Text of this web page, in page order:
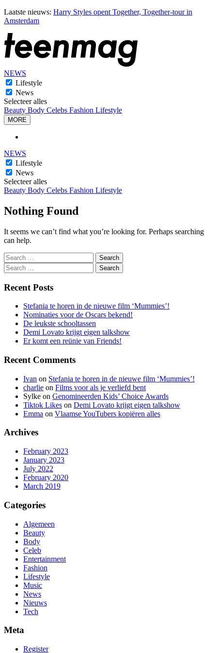
Laatste nieuws: Harry Styles opent Together, Together-tour in
Amsterdam
NEWS
Lifestyle
News
Selecteer alles
Beauty Body Celebs Fashion Lifestyle
MORE
NEWS
Lifestyle
News
Selecteer alles
Beauty Body Celebs Fashion Lifestyle
Nothing Found
It seems we can’t find what you’re looking for. Perhaps searching
can help.
Search
Search
Recent Posts
Stefania te horen in de nieuwe film ‘Mummies’!
Nominaties voor de Oscars bekend!
De leukste schooltassen
Demi Lovato krijgt eigen talkshow
Er komt een reünie van Friends!
Recent Comments
Ivan on Stefania te horen in de nieuwe film ‘Mummies’!
charlie on Films voor als je verliefd bent
Sylke on Genomineerden Kids’ Choice Awards
Tiktok Likes on Demi Lovato krijgt eigen talkshow
Emma on Vlaamse YouTubers kopiëren alles
Archives
February 2023
January 2023
July 2022
February 2020
March 2019
Categories
Algemeen
Beauty
Body
Celeb
Entertainment
Fashion
Lifestyle
Music
News
Nieuws
Tech
Meta
Register